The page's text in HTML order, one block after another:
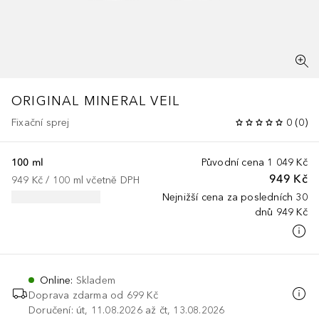
ORIGINAL MINERAL VEIL
Fixační sprej 0 (0)
Původní cena 1 049 Kč
949 Kč
Nejnižší cena za posledních 30
dnů 949 Kč
100 ml
949 Kč / 100 ml včetně DPH
Online: Skladem
Doprava zdarma od 699 Kč
Doručení: út, 11.08.2026 až čt, 13.08.2026